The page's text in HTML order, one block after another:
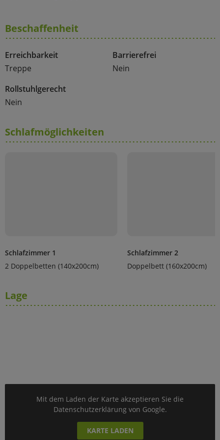
Beschaffenheit
Erreichbarkeit
Treppe
Barrierefrei
Nein
Rollstuhlgerecht
Nein
Schlafmöglichkeiten
Schlafzimmer 1
2 Doppelbetten (140x200cm)
Schlafzimmer 2
Doppelbett (160x200cm)
Lage
Mit dem Laden der Karte akzeptieren Sie die
Datenschutzerklärung von Google.
KARTE LADEN